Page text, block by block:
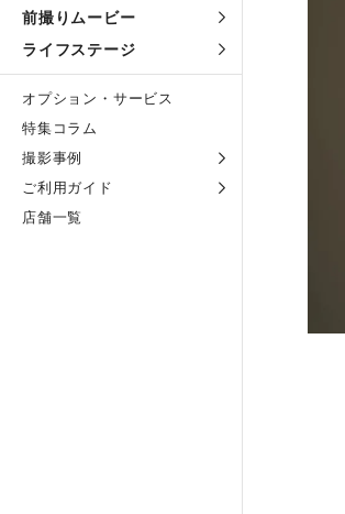
前撮りムービー
ライフステージ
オプション・サービス
特集コラム
撮影事例
ご利用ガイド
店舗一覧